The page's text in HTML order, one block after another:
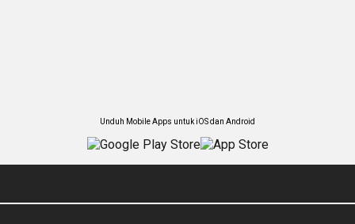
Unduh Mobile Apps untuk iOS dan Android